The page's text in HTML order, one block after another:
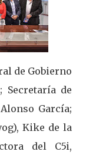
de Gobierno
Secretaría de
García;
Kike de la
del C5i,